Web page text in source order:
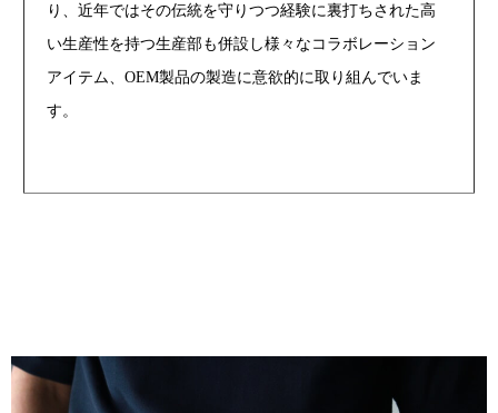
り、近年ではその伝統を守りつつ経験に裏打ちされた高
い生産性を持つ生産部も併設し様々なコラボレーション
アイテム、OEM製品の製造に意欲的に取り組んでいま
す。